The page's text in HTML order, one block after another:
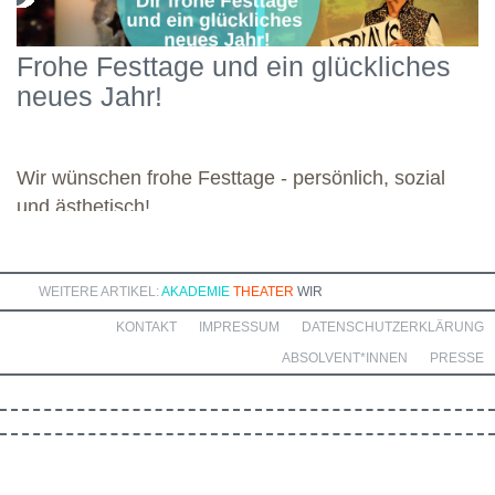
Engagement widmete sich die Gruppe diesen vielseitigen
Schwerpunkten und legte damit einen starken Grundstein für die
kommenden Module. Günther wünscht allen weiteren
Dozierenden viel Freude bei ihren Modulen sowie eine ebenso
Frohe Festtage und ein glückliches
neues Jahr!
Wir wünschen frohe Festtage - persönlich, sozial
und ästhetisch!
WEITERE ARTIKEL: AKADEMIE THEATER WIR
DATENSCHUTZERKLÄRUNG
IMPRESSUM
KONTAKT
PRESSE
ABSOLVENT*INNEN